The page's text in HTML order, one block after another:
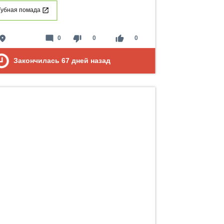
помада
place thumb_down 0 thumb_up 0
mode_comment 0
Закончилась 67 дней назад